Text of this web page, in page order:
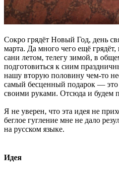
Сокро грядёт Новый Год, день
марта. Да много чего ещё грядёт,
сани летом, телегу зимой, в
подготовиться к сиим
нашу вторую половину чем-то
самый бесценный подарок — это
своими руками. Отсюда и будем
Я не уверен, что эта идея не
беглое гугление мне не дало
на русском языке.
Идея